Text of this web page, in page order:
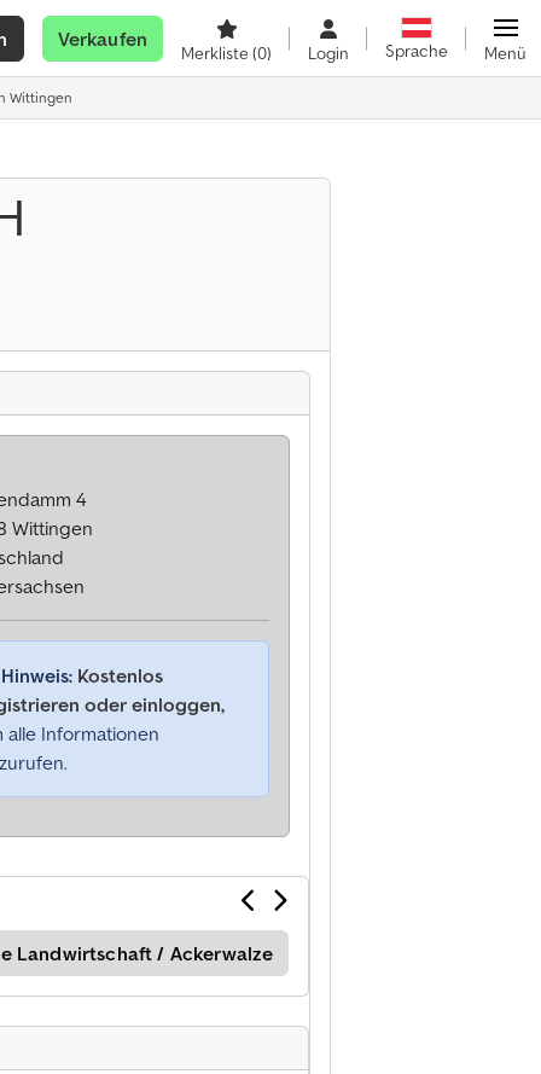
Verkaufen
Merkliste(0) Login Sprache Menü
Wittingen
4
Wittingen
Kostenlos
oder einloggen,
alle Informationen
Landwirtschaft / Ackerwalze